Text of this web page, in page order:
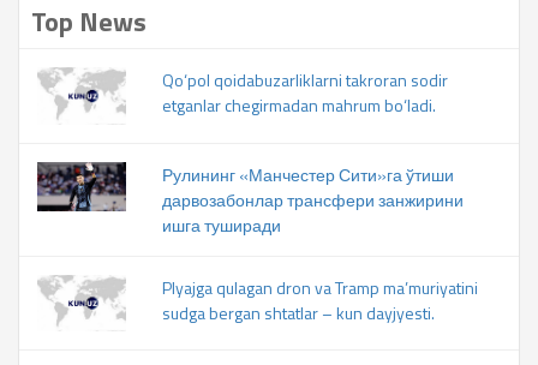
Top News
Qo‘pol qoidabuzarliklarni takroran sodir
etganlar chegirmadan mahrum bo‘ladi.
Рулининг «Манчестер Сити»га ўтиши
дарвозабонлар трансфери занжирини
ишга туширади
Plyajga qulagan dron va Tramp ma’muriyatini
sudga bergan shtatlar – kun dayjyesti.